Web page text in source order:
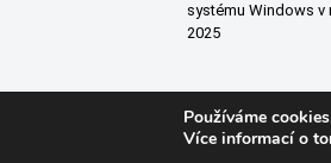
systému Windows v
2025
Používáme
Více informací o